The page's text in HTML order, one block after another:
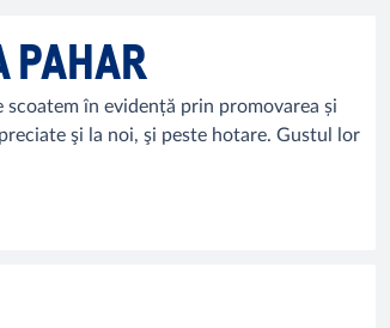
PAHAR
în evidență prin promovarea și
şi la noi, şi peste hotare. Gustul lor